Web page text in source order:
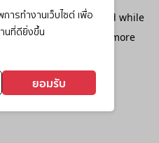
ารทำงานเว็บไซต์ เพื่อ
นที่ดียิ่งขึ้น
ยอมรับ
exception has occurred while
browser console
for more